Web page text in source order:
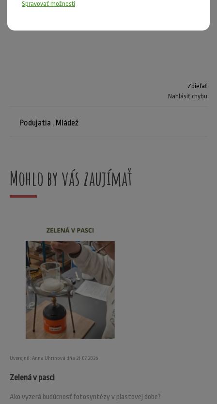
Zdieľať
Nahlásiť chybu
Podujatia , Mládež
Mohlo by vás zaujímať
Uverejnil: Anna Uhrinová dňa 21.07.2026
Zelená v pasci
Ako vyzerá budúcnosť fotosyntézy v plastovej dobe?
Spravovať možnosti